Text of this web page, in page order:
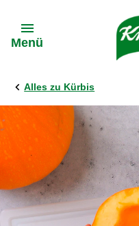
Menü
Alles zu Kürbis